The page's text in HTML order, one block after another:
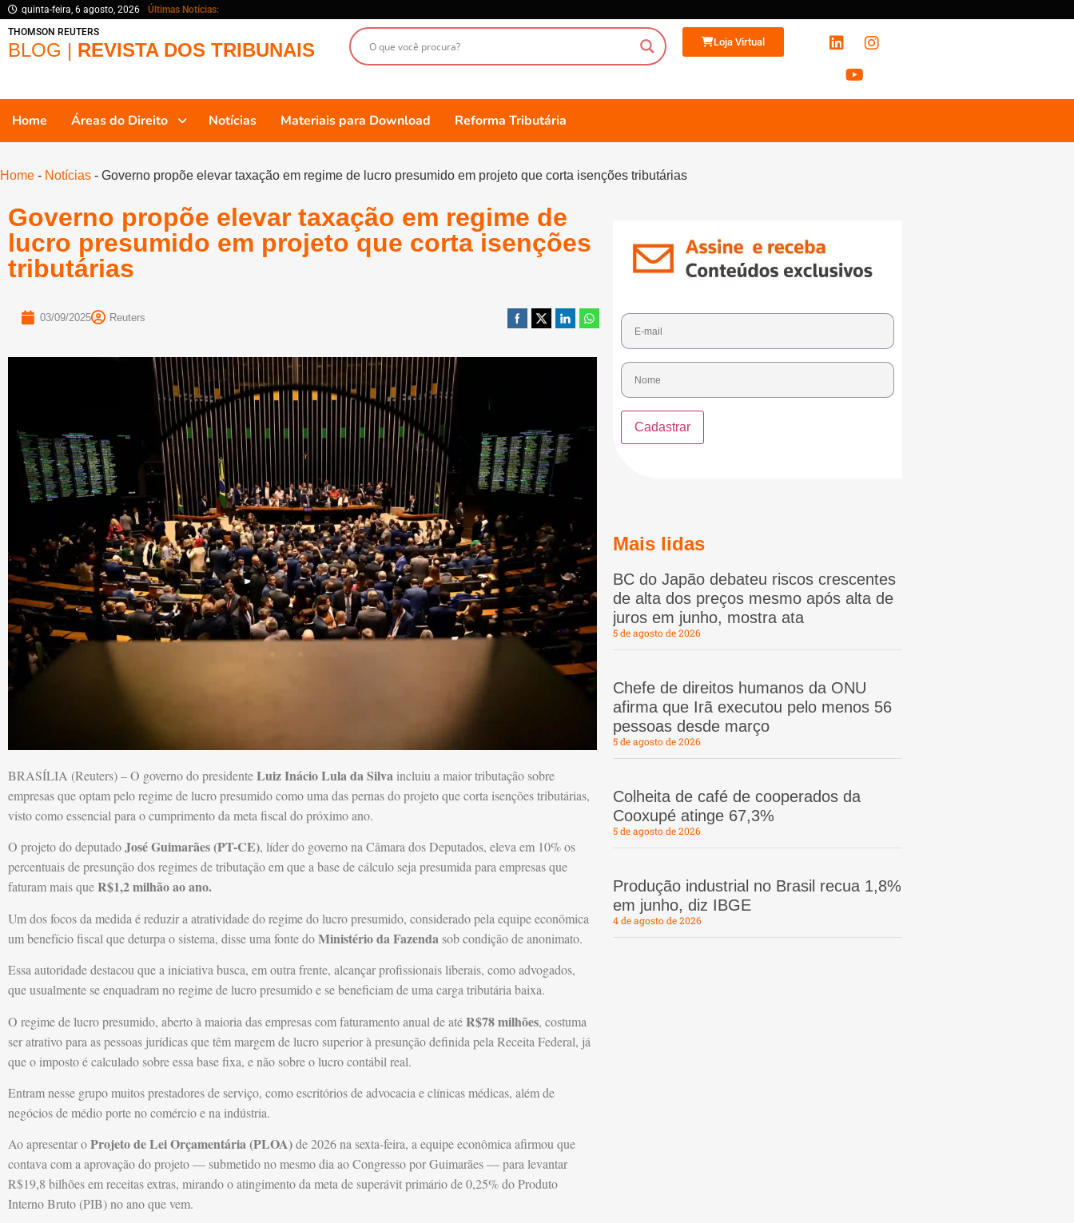
quinta-feira, 6 agosto, 2026
Últimas Notícias:
THOMSON REUTERS
BLOG | REVISTA DOS TRIBUNAIS Loja Virtual
Home Áreas do Direito Notícias Materiais para Download Reforma Tributária
Home - Notícias - Governo propõe elevar taxação em regime de lucro presumido em projeto que corta isenções tributárias
Governo propõe elevar taxação em regime de
lucro presumido em projeto que corta isenções
tributárias
03/09/2025 Reuters
BRASÍLIA (Reuters) – O governo do presidenteLuiz Inácio Lula da Silva incluiu a maior tributação sobre
empresas que optam pelo regime de lucro presumido como uma das pernas do projeto que corta isenções tributárias,
visto como essencial para o cumprimento da meta fiscal do próximo ano.
O projeto do deputadoJosé Guimarães (PT-CE), líder do governo na Câmara dos Deputados, eleva em 10% os
percentuais de presunção dos regimes de tributação em que a base de cálculo seja presumida para empresas que
faturam mais queR$1,2 milhão ao ano.
Um dos focos da medida é reduzir a atratividade do regime do lucro presumido, considerado pela equipe econômica
um benefício fiscal que deturpa o sistema, disse uma fonte doMinistério da Fazenda sob condição de anonimato.
Essa autoridade destacou que a iniciativa busca, em outra frente, alcançar profissionais liberais, como advogados,
que usualmente se enquadram no regime de lucro presumido e se beneficiam de uma carga tributária baixa.
O regime de lucro presumido, aberto à maioria das empresas com faturamento anual de atéR$78 milhões, costuma
ser atrativo para as pessoas jurídicas que têm margem de lucro superior à presunção definida pela Receita Federal, já
que o imposto é calculado sobre essa base fixa, e não sobre o lucro contábil real.
Entram nesse grupo muitos prestadores de serviço, como escritórios de advocacia e clínicas médicas, além de
negócios de médio porte no comércio e na indústria.
Ao apresentar oProjeto de Lei Orçamentária (PLOA)de 2026 na sexta-feira, a equipe econômica afirmou que
contava com a aprovação do projeto — submetido no mesmo dia ao Congresso por Guimarães — para levantar
R$19,8 bilhões em receitas extras, mirando o atingimento da meta de superávit primário de 0,25% do Produto
Interno Bruto (PIB) no ano que vem.
Mais lidas
BC do Japão debateu riscos crescentes
de alta dos preços mesmo após alta de
juros em junho, mostra ata
5 de agosto de 2026
Chefe de direitos humanos da ONU
afirma que Irã executou pelo menos 56
pessoas desde março
5 de agosto de 2026
Colheita de café de cooperados da
Cooxupé atinge 67,3%
5 de agosto de 2026
Produção industrial no Brasil recua 1,8%
em junho, diz IBGE
4 de agosto de 2026